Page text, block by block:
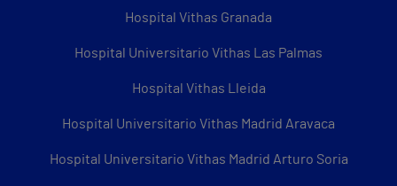
Hospital Vithas Granada
Hospital Universitario Vithas Las Palmas
Hospital Vithas Lleida
Hospital Universitario Vithas Madrid Aravaca
Hospital Universitario Vithas Madrid Arturo Soria